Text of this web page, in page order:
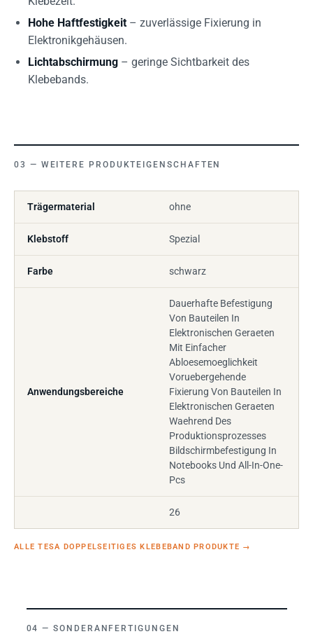
Hohe Haftfestigkeit – zuverlässige Fixierung in
Elektronikgehäusen.
Lichtabschirmung – geringe Sichtbarkeit des
Klebebands.
WEITERE PRODUKTEIGENSCHAFTEN
Trägermaterial ohne
Klebstoff Spezial
Farbe schwarz
Anwendungsbereiche
Dauerhafte Befestigung
Von Bauteilen In
Elektronischen Geraeten
Mit Einfacher
Abloesemoeglichkeit
Voruebergehende
Fixierung Von Bauteilen In
Elektronischen Geraeten
Waehrend Des
Produktionsprozesses
Bildschirmbefestigung In
Notebooks Und All-In-One-
Pcs
26
ALLE TESA DOPPELSEITIGES KLEBEBAND PRODUKTE →
SONDERANFERTIGUNGEN